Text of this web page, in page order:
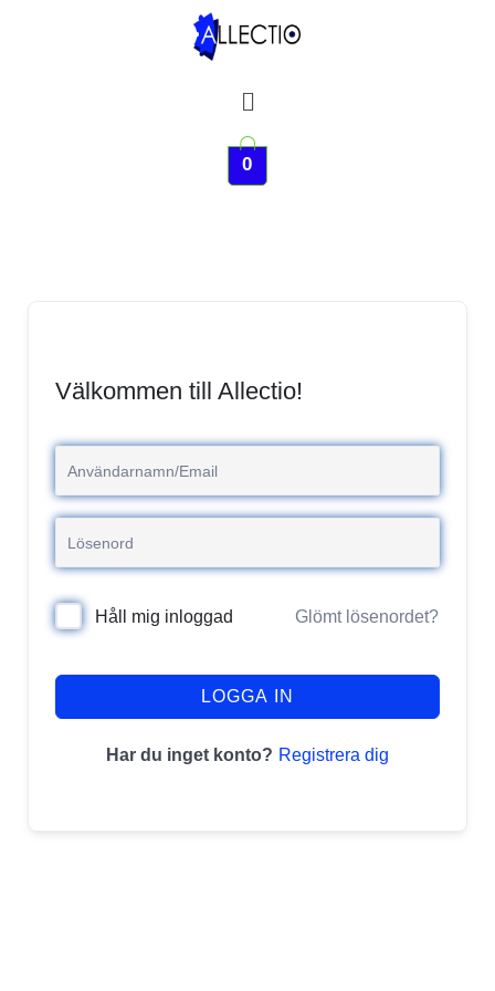
Meny
0
Välkommen till Allectio!
Håll mig inloggad Glömt lösenordet?
LOGGA IN
Har du inget konto? Registrera dig